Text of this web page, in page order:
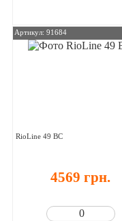
Артикул: 91684
RioLine 49 ВС
4569 грн.